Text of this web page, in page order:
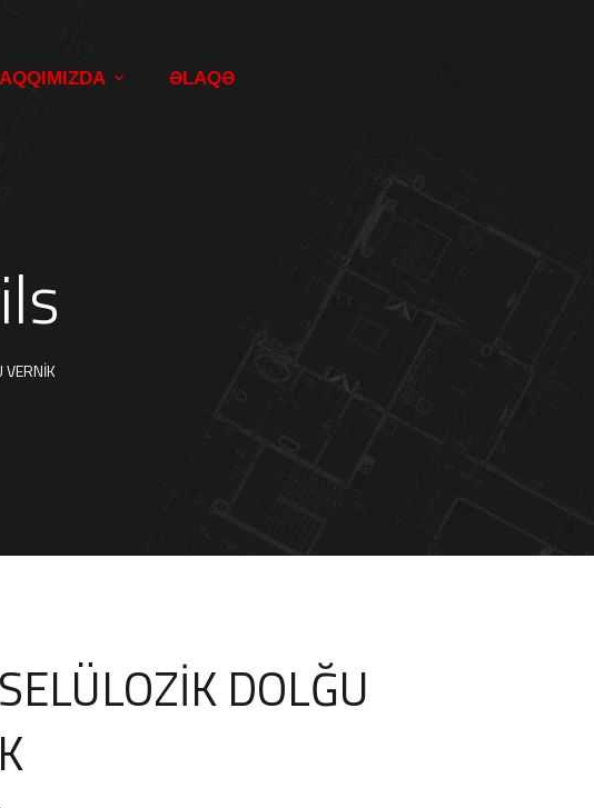
ƏLAQƏ
VERNİK
DOLĞU